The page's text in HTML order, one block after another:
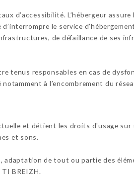
d’accessibilité. L’hébergeur
le service
de défaillance de ses
tenus responsables en cas de
à l’encombrement du
et détient les droits d'usage
et sons.
de tout ou partie des
BREIZH.